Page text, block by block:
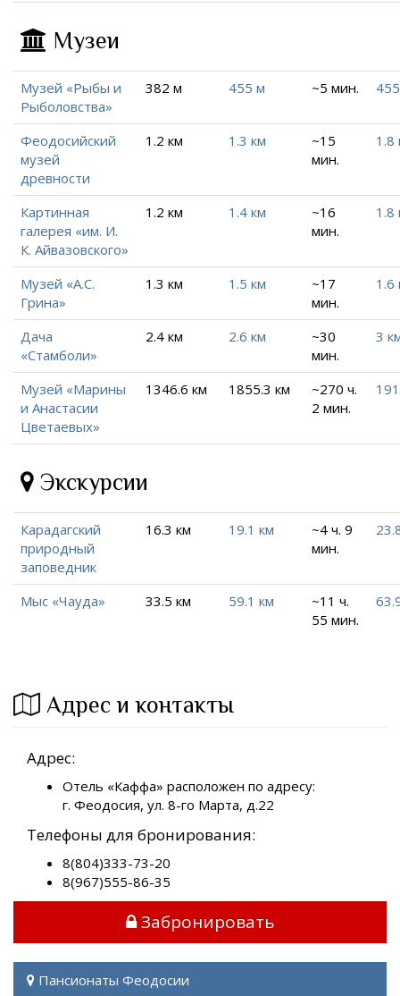
Музеи
Музей «Рыбы и
Рыболовства»
382 м 455 м ~5 мин.
Феодосийский
музей
древности
1.2 км 1.3 км
~15
мин.
1.8
Картинная
галерея «им. И.
К. Айвазовского»
1.2 км 1.4 км
~16
мин.
1.8
Музей «А.С.
Грина»
1.3 км 1.5 км
~17
мин.
1.6
Дача
«Стамболи»
2.4 км 2.6 км
~30
мин.
3
Музей «Марины
и Анастасии
Цветаевых»
1346.6 км 1855.3 км
~270 ч.
2 мин.
Экскурсии
Карадагский
природный
заповедник
16.3 км 19.1 км
~4 ч. 9
мин.
Мыс «Чауда» 33.5 км 59.1 км
~11 ч.
55 мин.
Адрес и контакты
Адрес:
Отель «Каффа» расположен по адресу:
г. Феодосия, ул. 8-го Марта, д.22
Телефоны для бронирования:
8(804)333-73-20
8(967)555-86-35
Забронировать
Пансионаты Феодосии